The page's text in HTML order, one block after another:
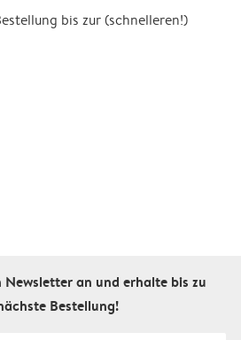
bis zur (schnelleren!)
pagination
an und erhalte bis zu
Bestellung!